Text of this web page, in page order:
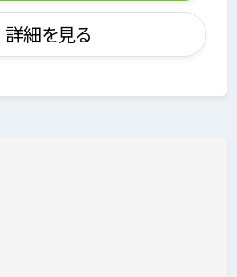
詳細を見る